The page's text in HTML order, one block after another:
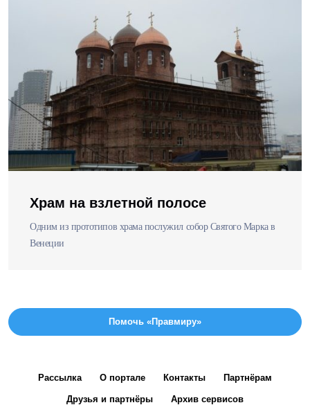
Храм на взлетной полосе
Одним из прототипов храма послужил собор Святого Марка в
Венеции
Помочь «Правмиру»
Рассылка О портале Контакты Партнёрам
Друзья и партнёры Архив сервисов